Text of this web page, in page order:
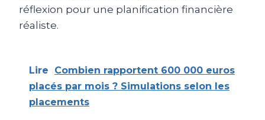
réflexion pour une planification financière
réaliste.
Lire
Combien rapportent 600 000 euros
placés par mois ? Simulations selon les
placements